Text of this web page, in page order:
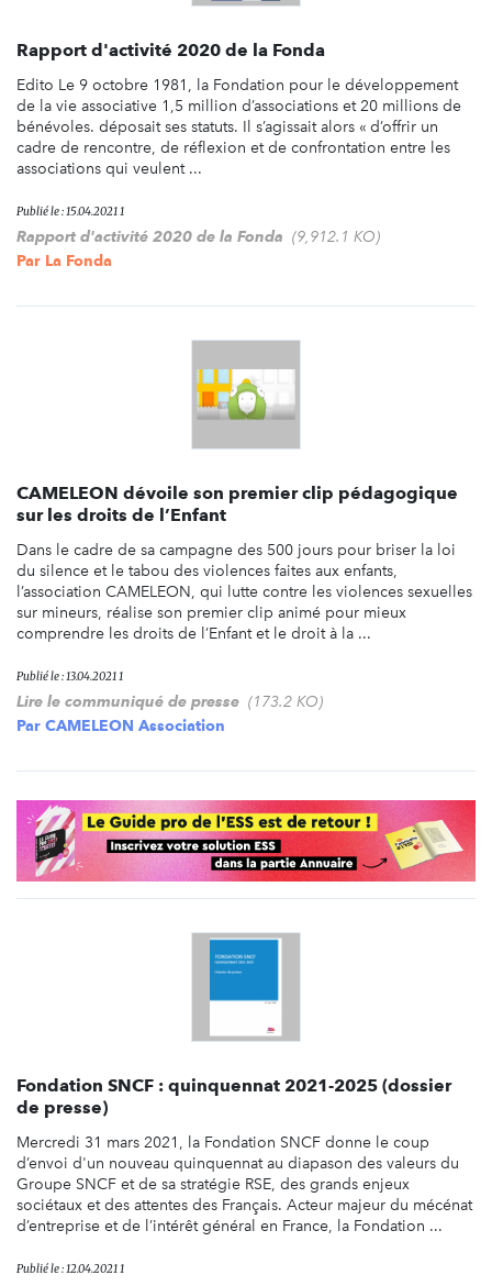
Rapport d'activité 2020 de la Fonda
Edito Le 9 octobre 1981, la Fondation pour le développement
de la vie associative 1,5 million d’associations et 20 millions de
bénévoles. déposait ses statuts. Il s’agissait alors « d’offrir un
cadre de rencontre, de réflexion et de confrontation entre les
associations qui veulent ...
Publié le : 15.04.2021 1
Rapport d'activité 2020 de la Fonda (9,912.1 KO)
Par La Fonda
CAMELEON dévoile son premier clip pédagogique
sur les droits de l’Enfant
Dans le cadre de sa campagne des 500 jours pour briser la loi
du silence et le tabou des violences faites aux enfants,
l’association CAMELEON, qui lutte contre les violences sexuelles
sur mineurs, réalise son premier clip animé pour mieux
comprendre les droits de l’Enfant et le droit à la ...
Publié le : 13.04.2021 1
Lire le communiqué de presse (173.2 KO)
Par CAMELEON Association
Fondation SNCF : quinquennat 2021-2025 (dossier
de presse)
Mercredi 31 mars 2021, la Fondation SNCF donne le coup
d’envoi d'un nouveau quinquennat au diapason des valeurs du
Groupe SNCF et de sa stratégie RSE, des grands enjeux
sociétaux et des attentes des Français. Acteur majeur du mécénat
d’entreprise et de l’intérêt général en France, la Fondation ...
Publié le : 12.04.2021 1